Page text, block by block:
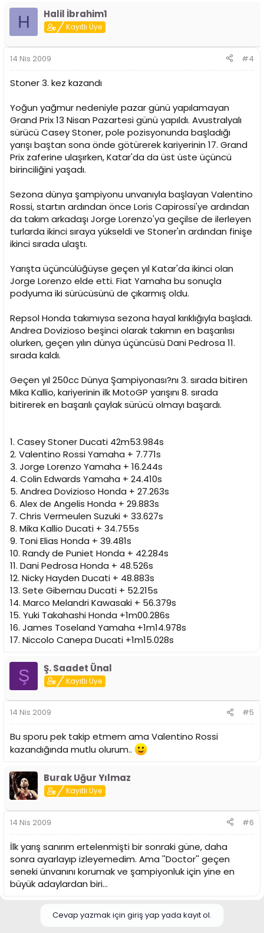
H Halil İbrahim1
Kayıtlı Üye
14 Nis 2009 #4
Stoner 3. kez kazandı
Yoğun yağmur nedeniyle pazar günü yapılamayan
Grand Prix 13 Nisan Pazartesi günü yapıldı. Avustralyalı
sürücü Casey Stoner, pole pozisyonunda başladığı
yarışı baştan sona önde götürerek kariyerinin 17. Grand
Prix zaferine ulaşırken, Katar'da da üst üste üçüncü
birinciliğini yaşadı.
Sezona dünya şampiyonu unvanıyla başlayan Valentino
Rossi, startın ardından önce Loris Capirossi'ye ardından
da takım arkadaşı Jorge Lorenzo'ya geçilse de ilerleyen
turlarda ikinci sıraya yükseldi ve Stoner'ın ardından finişe
ikinci sırada ulaştı.
Yarışta üçüncülüğüyse geçen yıl Katar'da ikinci olan
Jorge Lorenzo elde etti. Fiat Yamaha bu sonuçla
podyuma iki sürücüsünü de çıkarmış oldu.
Repsol Honda takımıysa sezona hayal kırıklığıyla başladı.
Andrea Dovizioso beşinci olarak takımın en başarılısı
olurken, geçen yılın dünya üçüncüsü Dani Pedrosa 11.
sırada kaldı.
Geçen yıl 250cc Dünya Şampiyonası?nı 3. sırada bitiren
Mika Kallio, kariyerinin ilk MotoGP yarışını 8. sırada
bitirerek en başarılı çaylak sürücü olmayı başardı.
1. Casey Stoner Ducati 42m53.984s
2. Valentino Rossi Yamaha + 7.771s
3. Jorge Lorenzo Yamaha + 16.244s
4. Colin Edwards Yamaha + 24.410s
5. Andrea Dovizioso Honda + 27.263s
6. Alex de Angelis Honda + 29.883s
7. Chris Vermeulen Suzuki + 33.627s
8. Mika Kallio Ducati + 34.755s
9. Toni Elias Honda + 39.481s
10. Randy de Puniet Honda + 42.284s
11. Dani Pedrosa Honda + 48.526s
12. Nicky Hayden Ducati + 48.883s
13. Sete Gibernau Ducati + 52.215s
14. Marco Melandri Kawasaki + 56.379s
15. Yuki Takahashi Honda +1m00.286s
16. James Toseland Yamaha +1m14.978s
17. Niccolo Canepa Ducati +1m15.028s
Ş Ş. Saadet Ünal
Kayıtlı Üye
14 Nis 2009 #5
Bu sporu pek takip etmem ama Valentino Rossi
kazandığında mutlu olurum..
Burak Uğur Yılmaz
Kayıtlı Üye
14 Nis 2009 #6
İlk yarış sanırım ertelenmişti bir sonraki güne, daha
sonra ayarlayıp izleyemedim. Ama ''Doctor'' geçen
seneki ünvanını korumak ve şampiyonluk için yine en
büyük adaylardan biri...
Cevap yazmak için giriş yap yada kayıt ol.